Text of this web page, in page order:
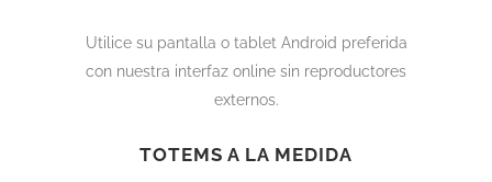
Utilice su pantalla o tablet Android preferida
con nuestra interfaz online sin reproductores
externos.
TOTEMS A LA MEDIDA